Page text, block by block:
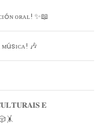
ᴏʀᴀʟ! ✨📖
ᴍúsɪᴄᴀ! 🎶
𝐄